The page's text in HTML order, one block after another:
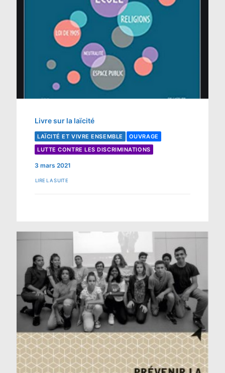
Livre sur la laïcité
LAÏCITÉ ET VIVRE ENSEMBLE
OUVRAGE
LUTTE CONTRE LES DISCRIMINATIONS
3 mars 2021
LIRE LA SUITE